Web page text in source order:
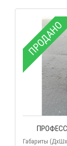
ПРОДАНО
Габариты